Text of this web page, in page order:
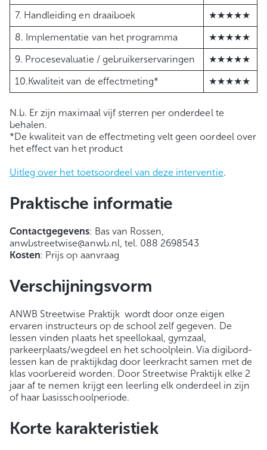
7. Handleiding en draaiboek
★★★★★
8. Implementatie van het programma
★★★★★
9. Procesevaluatie / gebruikerservaringen
★★★★★
10.Kwaliteit van de effectmeting*
★★★★★
N.b. Er zijn maximaal vijf sterren per onderdeel te
behalen.
*De kwaliteit van de effectmeting velt geen oordeel over
het effect van het product
Uitleg over het toetsoordeel van deze interventie.
Praktische informatie
Contactgegevens: Bas van Rossen,
anwbstreetwise@anwb.nl, tel. 088 2698543
Kosten: Prijs op aanvraag
Verschijningsvorm
ANWB Streetwise Praktijk wordt door onze eigen
ervaren instructeurs op de school zelf gegeven. De
lessen vinden plaats het speellokaal, gymzaal,
parkeerplaats/wegdeel en het schoolplein. Via digibord-
lessen kan de praktijkdag door leerkracht samen met de
klas voorbereid worden. Door Streetwise Praktijk elke 2
jaar af te nemen krijgt een leerling elk onderdeel in zijn
of haar basisschoolperiode.
Korte karakteristiek